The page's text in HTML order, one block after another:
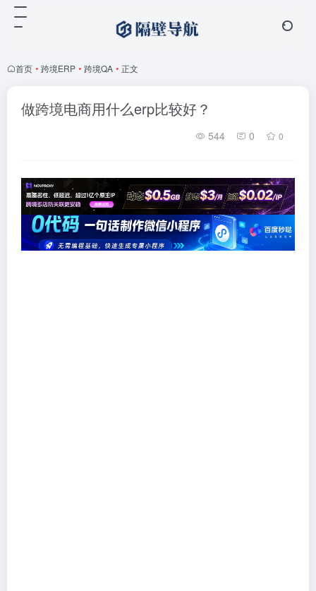
首页 • 跨境ERP • 跨境QA • 正文
做跨境电商用什么erp比较好？
544 0 0